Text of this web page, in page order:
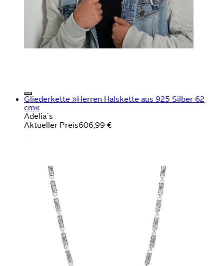
Gliederkette »Herren Halskette aus 925 Silber 62
cm«
Adelia´s
Aktueller Preis606,99 €